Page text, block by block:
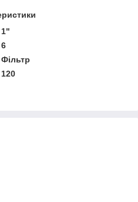
1"
6
Фільтр
120